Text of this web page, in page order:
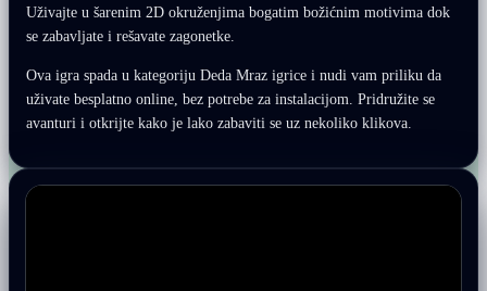
Uživajte u šarenim 2D okruženjima bogatim božićnim motivima dok
se zabavljate i rešavate zagonetke.
Ova igra spada u kategoriju Deda Mraz igrice i nudi vam priliku da
uživate besplatno online, bez potrebe za instalacijom. Pridružite se
avanturi i otkrijte kako je lako zabaviti se uz nekoliko klikova.